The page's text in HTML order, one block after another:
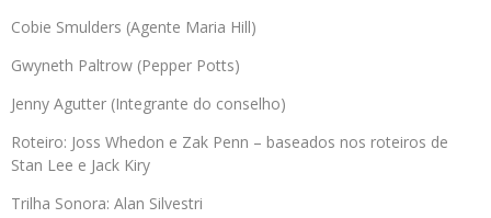
Cobie Smulders (Agente Maria Hill)
Gwyneth Paltrow (Pepper Potts)
Jenny Agutter (Integrante do conselho)
Roteiro: Joss Whedon e Zak Penn – baseados nos roteiros de
Stan Lee e Jack Kiry
Trilha Sonora: Alan Silvestri